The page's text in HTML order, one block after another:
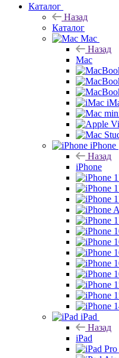
Каталог
Назад
Каталог
Mac
Назад
Mac
iPhone
Назад
iPhone
iPad
Назад
iPad